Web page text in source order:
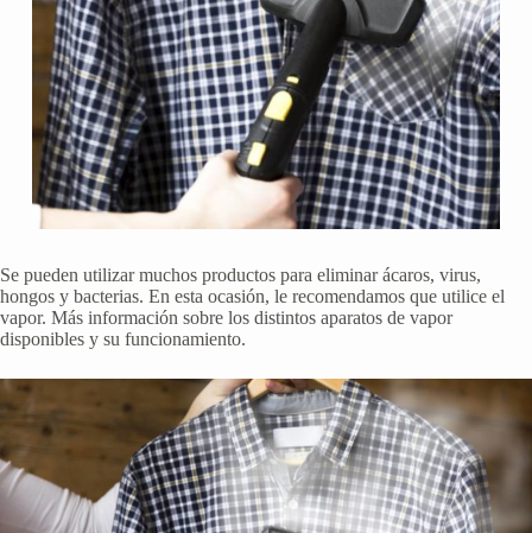
Se pueden utilizar muchos productos para eliminar ácaros, virus,
hongos y bacterias. En esta ocasión, le recomendamos que utilice el
vapor. Más información sobre los distintos aparatos de vapor
disponibles y su funcionamiento.